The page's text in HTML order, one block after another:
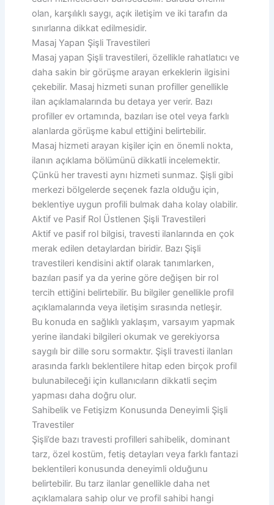
olan, karşılıklı saygı, açık iletişim ve iki tarafın da
sınırlarına dikkat edilmesidir.
Masaj Yapan Şişli Travestileri
Masaj yapan Şişli travestileri, özellikle rahatlatıcı ve
daha sakin bir görüşme arayan erkeklerin ilgisini
çekebilir. Masaj hizmeti sunan profiller genellikle
ilan açıklamalarında bu detaya yer verir. Bazı
profiller ev ortamında, bazıları ise otel veya farklı
alanlarda görüşme kabul ettiğini belirtebilir.
Masaj hizmeti arayan kişiler için en önemli nokta,
ilanın açıklama bölümünü dikkatli incelemektir.
Çünkü her travesti aynı hizmeti sunmaz. Şişli gibi
merkezi bölgelerde seçenek fazla olduğu için,
beklentiye uygun profili bulmak daha kolay olabilir.
Aktif ve Pasif Rol Üstlenen Şişli Travestileri
Aktif ve pasif rol bilgisi, travesti ilanlarında en çok
merak edilen detaylardan biridir. Bazı Şişli
travestileri kendisini aktif olarak tanımlarken,
bazıları pasif ya da yerine göre değişen bir rol
tercih ettiğini belirtebilir. Bu bilgiler genellikle profil
açıklamalarında veya iletişim sırasında netleşir.
Bu konuda en sağlıklı yaklaşım, varsayım yapmak
yerine ilandaki bilgileri okumak ve gerekiyorsa
saygılı bir dille soru sormaktır. Şişli travesti ilanları
arasında farklı beklentilere hitap eden birçok profil
bulunabileceği için kullanıcıların dikkatli seçim
yapması daha doğru olur.
Sahibelik ve Fetişizm Konusunda Deneyimli Şişli
Travestiler
Şişli’de bazı travesti profilleri sahibelik, dominant
tarz, özel kostüm, fetiş detayları veya farklı fantazi
beklentileri konusunda deneyimli olduğunu
belirtebilir. Bu tarz ilanlar genellikle daha net
açıklamalara sahip olur ve profil sahibi hangi